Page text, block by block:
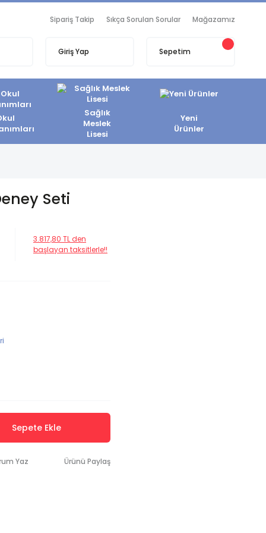
Sipariş Takip Sıkça Sorulan Sorular Mağazamız
Giriş Yap Sepetim
Sağlık
Meslek
Lisesi
Yeni
Ürünler
Seti
3.817,80 TL den
başlayan taksitlerle!!
Sepete Ekle
Yaz Ürünü Paylaş